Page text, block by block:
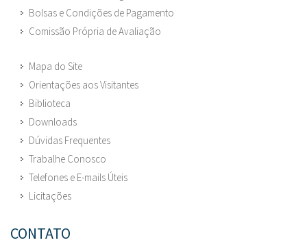
Bolsas e Condições de Pagamento
Comissão Própria de Avaliação
Mapa do Site
Orientações aos Visitantes
Biblioteca
Downloads
Dúvidas Frequentes
Trabalhe Conosco
Telefones e E-mails Úteis
Licitações
CONTATO